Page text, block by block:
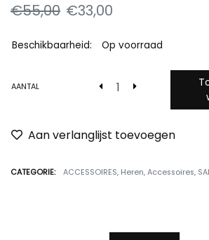
€55,00 €33,00
Beschikbaarheid: Op voorraad
AANTAL
Aan verlanglijst toevoegen
CATEGORIE: ACCESSOIRES, Heren, Accessoires,